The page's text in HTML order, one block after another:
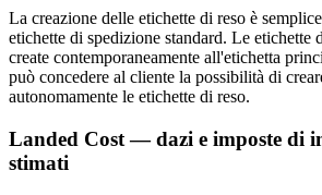
La creazione delle etichette di reso è
etichette di spedizione standard. Le etichette
create contemporaneamente all'etichetta
può concedere al cliente la possibilità di
autonomamente le etichette di reso.
Landed Cost — dazi e imposte di
stimati